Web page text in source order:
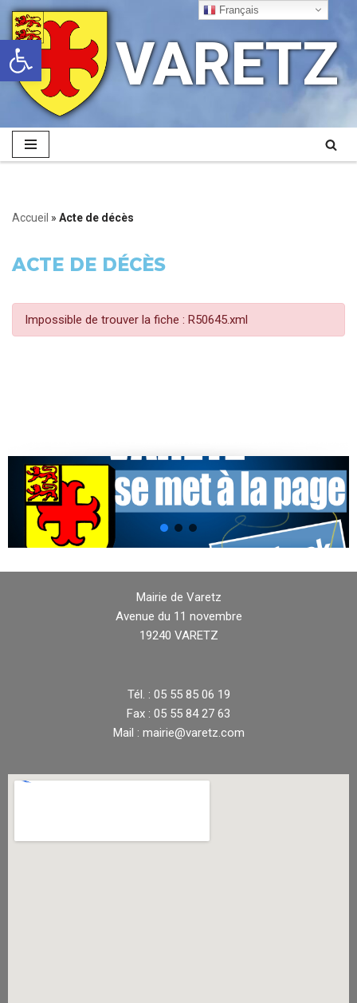
Ouvrir la barre d’outils
Aller
au
contenu
VARETZ
Accueil » Acte de décès
ACTE DE DÉCÈS
Impossible de trouver la fiche : R50645.xml
Mairie de Varetz
Avenue du 11 novembre
19240 VARETZ
Tél. : 05 55 85 06 19
Fax : 05 55 84 27 63
Mail : mairie@varetz.com
Français